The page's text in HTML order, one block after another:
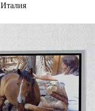
Италия